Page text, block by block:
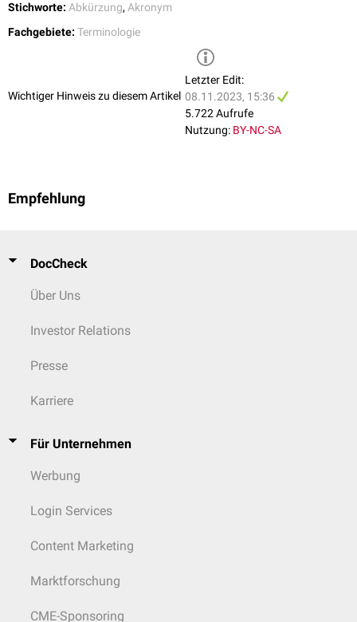
Stichworte: Abkürzung, Akronym
Fachgebiete: Terminologie
Wichtiger Hinweis zu diesem Artikel
Letzter Edit:
08.11.2023, 15:36
5.722 Aufrufe
Nutzung: BY-NC-SA
Empfehlung
DocCheck
Über Uns
Investor Relations
Presse
Karriere
Für Unternehmen
Werbung
Login Services
Content Marketing
Marktforschung
CME-Sponsoring